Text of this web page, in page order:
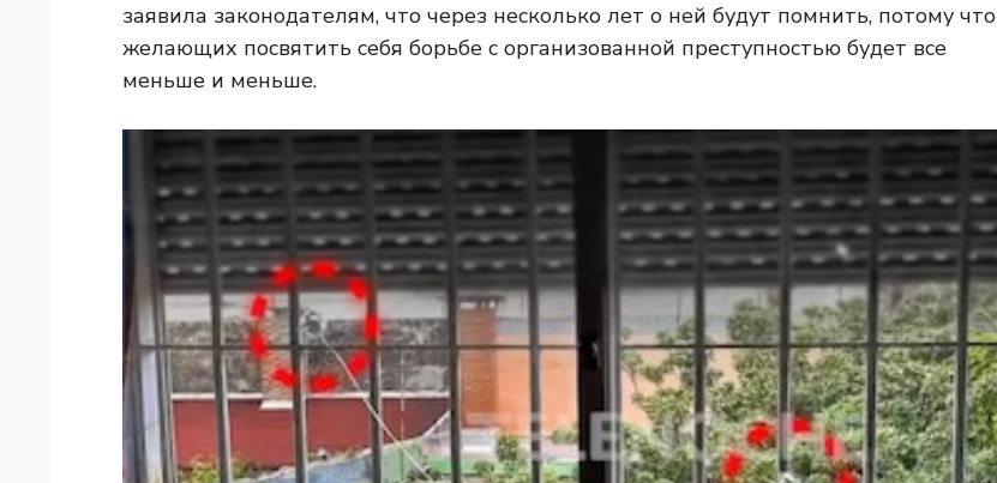
заявила законодателям, что через несколько лет о ней будут помнить, потому что
желающих посвятить себя борьбе с организованной преступностью будет все
меньше и меньше.